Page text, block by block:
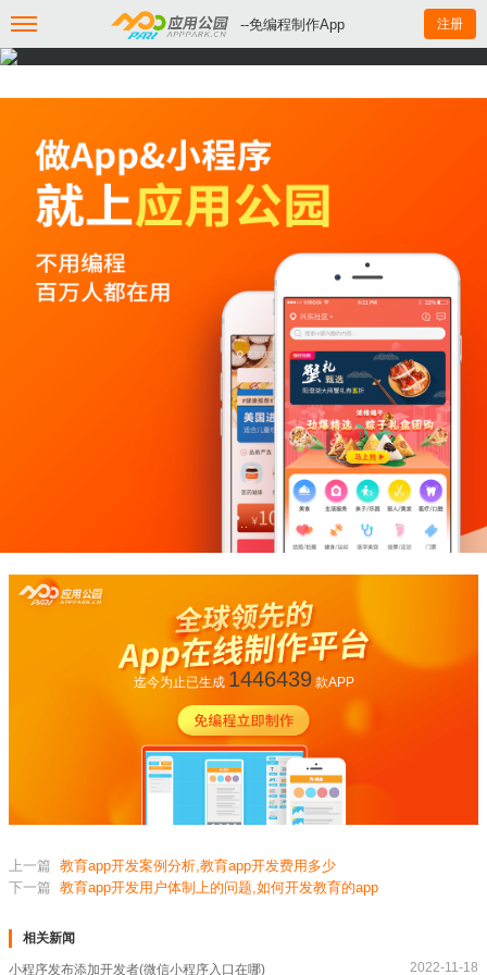
--免编程制作App 注册
迄今为止已生成 1446439款APP
上一篇 教育app开发案例分析,教育app开发费用多少
下一篇 教育app开发用户体制上的问题,如何开发教育的app
相关新闻
小程序发布添加开发者(微信小程序入口在哪) 2022-11-18